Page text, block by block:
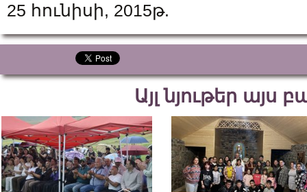
25 հունիսի, 2015թ.
Այլ նյութեր այս